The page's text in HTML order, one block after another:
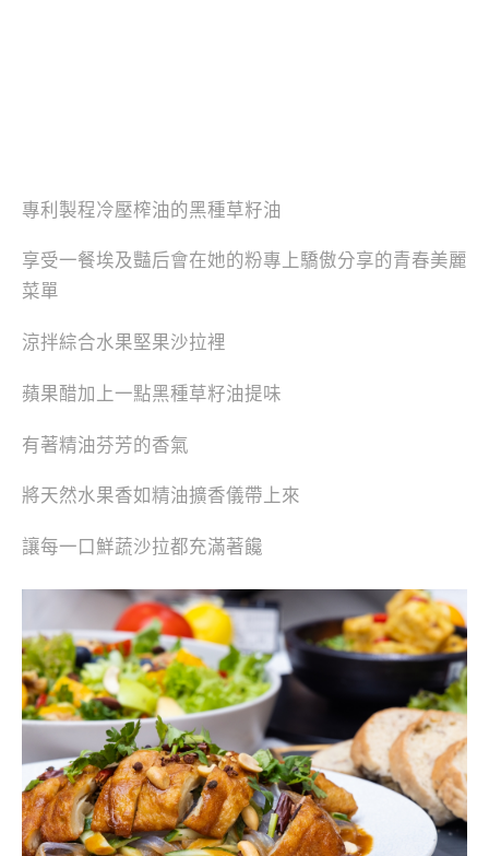
專利製程冷壓榨油的黑種草籽油
享受一餐埃及豔后會在她的粉專上驕傲分享的青春美麗
菜單
涼拌綜合水果堅果沙拉裡
蘋果醋加上一點黑種草籽油提味
有著精油芬芳的香氣
將天然水果香如精油擴香儀帶上來
讓每一口鮮蔬沙拉都充滿著饞